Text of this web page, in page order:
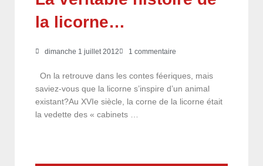
la licorne…
dimanche 1 juillet 2012 1 commentaire
On la retrouve dans les contes féeriques, mais
saviez-vous que la licorne s’inspire d’un animal
existant?Au XVIe siècle, la corne de la licorne était
la vedette des « cabinets …